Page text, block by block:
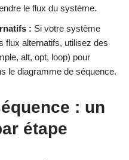
le flux du système.
: Si votre système
flux alternatifs, utilisez des
alt, opt, loop) pour
le diagramme de séquence.
: un
étape